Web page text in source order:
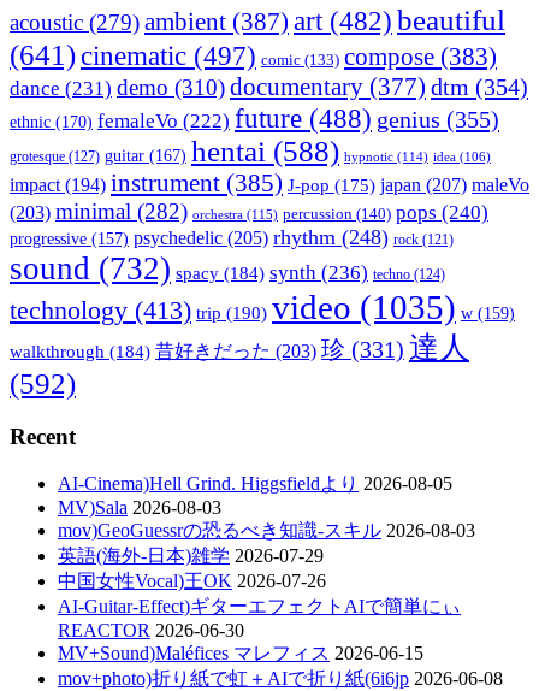
acoustic (279)ambient (387) art (482) beautiful
(641)cinematic (497) comic (133) compose (383)
dance (231) demo (310)documentary (377) dtm (354)
ethnic (170) femaleVo (222) future (488) genius (355)
grotesque (127) guitar (167) hentai (588) hypnotic (114) idea (106)
impact (194) instrument (385) J-pop (175) japan (207) maleVo
(203) minimal (282) orchestra (115) percussion (140) pops (240)
progressive (157) psychedelic (205) rhythm (248) rock (121)
sound (732) spacy (184) synth (236) techno (124)
technology (413) trip (190) video (1035) w (159)
walkthrough (184) 昔好きだった (203) 珍 (331) 達人
(592)
Recent
AI-Cinema)Hell Grind. Higgsfieldより 2026-08-05
MV)Sala 2026-08-03
mov)GeoGuessrの恐るべき知識-スキル 2026-08-03
英語(海外-日本)雑学 2026-07-29
中国女性Vocal)王OK 2026-07-26
AI-Guitar-Effect)ギターエフェクトAIで簡単にぃ
REACTOR 2026-06-30
MV+Sound)Maléfices マレフィス 2026-06-15
mov+photo)折り紙で虹＋AIで折り紙(6i6jp 2026-06-08